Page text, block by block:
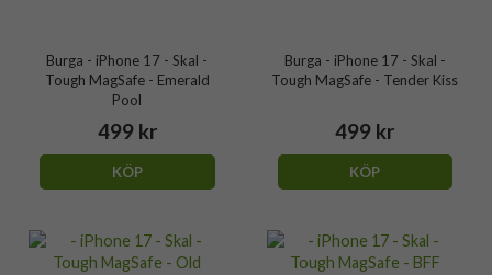
Burga - iPhone 17 - Skal -
Tough MagSafe - Emerald
Pool
499 kr
KÖP
Burga - iPhone 17 - Skal -
Tough MagSafe - Tender Kiss
499 kr
KÖP